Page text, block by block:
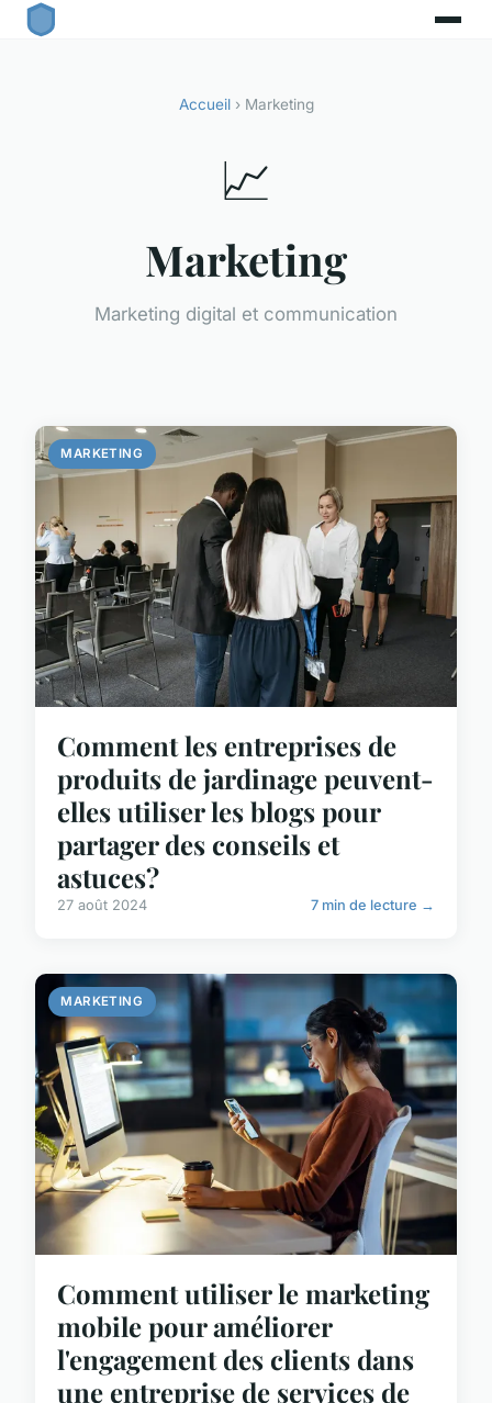
Accueil› Marketing
📈
Marketing
Marketing digital et communication
MARKETING
Comment les entreprises de
produits de jardinage peuvent-
elles utiliser les blogs pour
partager des conseils et
astuces?
27 août 2024 7 min de lecture →
MARKETING
Comment utiliser le marketing
mobile pour améliorer
l'engagement des clients dans
une entreprise de services de